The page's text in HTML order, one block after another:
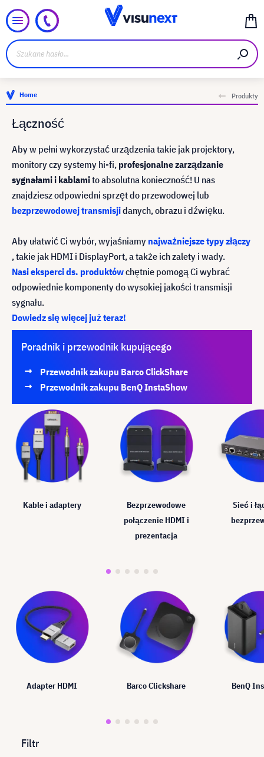
Home Produkty
Łączność
Aby w pełni wykorzystać urządzenia takie jak projektory,
monitory czy systemy hi-fi, profesjonalne zarządzanie
sygnałami i kablamito absolutna konieczność! U nas
znajdziesz odpowiedni sprzęt do przewodowej lub
bezprzewodowej transmisjidanych, obrazu i dźwięku.
Aby ułatwić Ci wybór, wyjaśniamy najważniejsze typy złączy
, takie jak HDMI i DisplayPort, a także ich zalety i wady.
Nasi eksperci ds. produktówchętnie pomogą Ci wybrać
odpowiednie komponenty do wysokiej jakości transmisji
sygnału.
Dowiedz się więcej już teraz!
Poradnik i przewodnik kupującego
Przewodnik zakupu Barco ClickShare
Przewodnik zakupu BenQ InstaShow
Kable i adaptery
Bezprzewodowe
połączenie HDMI i
prezentacja
Sieć i
Adapter HDMI Barco Clickshare BenQ
Filtr